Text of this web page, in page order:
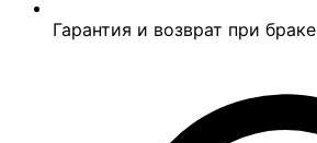
Гарантия и возврат при браке